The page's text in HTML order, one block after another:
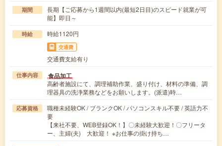
期間
長期【ご応募から1週間以内(最短2日目)のスピード就業が可
能】即日～
時給 時給1120円
交通費
交通費支給有り
仕事内容 食品加工
高齢者施設にて、調理補助作業、盛り付け、材料の準備、調
理器具の洗浄業務などをお願いします。(派遣)時…
応募資格
職種未経験OK / ブランクOK / パソコンスキル不要 / 英語力不
要
【来社不要、WEB登録OK！】〇未経験大歓迎！〇フリータ
ー、主婦(夫) 大歓迎！ ※お仕事の掛け持ち…